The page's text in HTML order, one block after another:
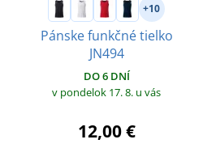
+10
Pánske funkčné tielko
JN494
DO 6 DNÍ
v pondelok 17. 8. u vás
12,00 €